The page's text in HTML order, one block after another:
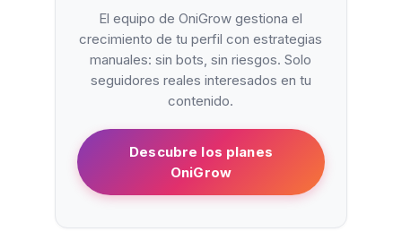
El equipo de OniGrow gestiona el
crecimiento de tu perfil con estrategias
manuales: sin bots, sin riesgos. Solo
seguidores reales interesados en tu
contenido.
Descubre los planes
OniGrow